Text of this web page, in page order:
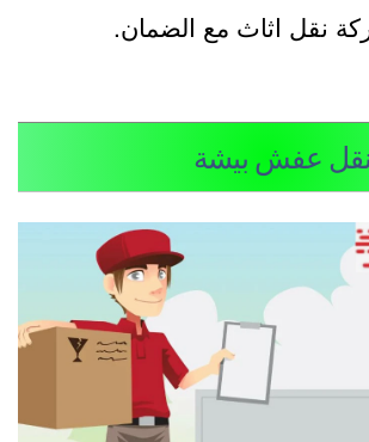
اثاث مع الضمان.
عفش بيشة